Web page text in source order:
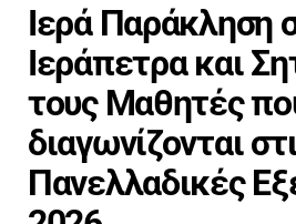
Ιερά Παράκληση
Ιεράπετρα και
τους Μαθητές
διαγωνίζονται
Πανελλαδικές